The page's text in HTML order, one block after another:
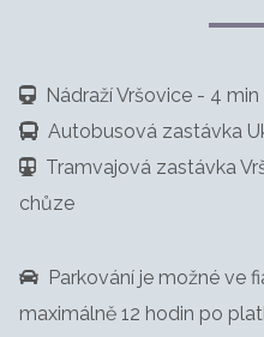
Nádraží Vršovice - 4
Autobusová zastávka
Tramvajová zastávka
chůze
Parkování je možné ve
maximálně 12 hodin po